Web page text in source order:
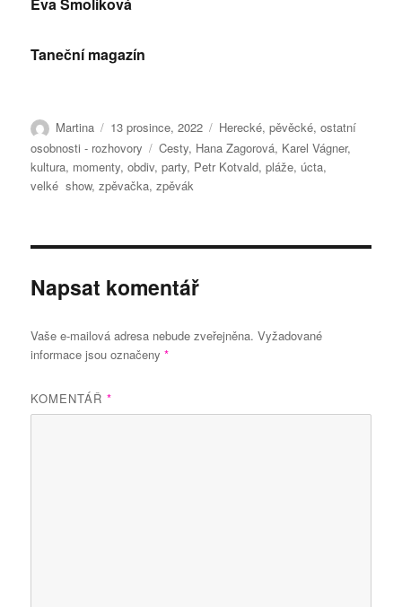
Eva Smolíková
Taneční magazín
Autor:
Martina Publikováno:
13 prosince, 2022 Rubriky:
Herecké, pěvěcké, ostatní
osobnosti - rozhovory
Štítky:
Cesty, Hana Zagorová, Karel Vágner,
kultura, momenty,obdiv,party, Petr Kotvald,pláže, úcta,
velké show,zpěvačka,zpěvák
Napsat komentář
Vaše e-mailová adresa nebude zveřejněna. Vyžadované
informace jsou označeny*
KOMENTÁŘ*